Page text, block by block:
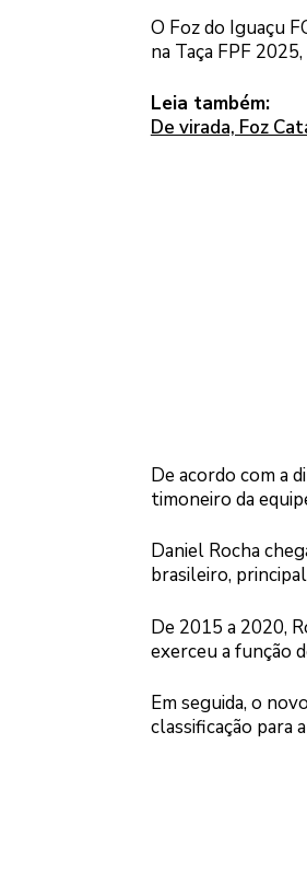
O Foz do Iguaçu
na Taça FPF
Leia também:
De virada, Foz
De acordo com a
timoneiro da
Daniel Rocha
brasileiro,
De 2015 a 2020,
exerceu a função
Em seguida, o
classificação para